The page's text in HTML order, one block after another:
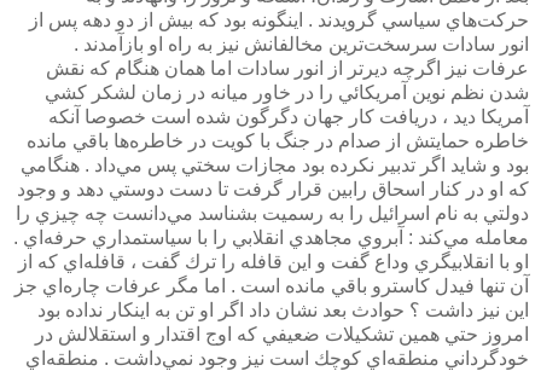
حركت‌هاي سياسي گرويدند . اينگونه بود كه بيش از دو دهه پس از
انور سادات سرسخت‌ترين مخالفانش نيز به راه او بازآمدند .
عرفات نيز اگرچه ديرتر از انور سادات اما همان هنگام كه نقش
شدن نظم نوين آمريكائي را در خاور ميانه در زمان لشكر كشي
آمريكا ديد ، دريافت كار جهان دگرگون شده است خصوصا آنكه
خاطره حمايتش از صدام در جنگ با كويت در خاطره‌ها باقي مانده
بود و شايد اگر تدبير نكرده بود مجازات سختي پس مي‌داد . هنگامي
كه او در كنار اسحاق رابين قرار گرفت تا دست دوستي دهد و وجود
دولتي به نام اسرائيل را به رسميت بشناسد مي‌دانست چه چيزي را
معامله مي‌كند : آبروي مجاهدي انقلابي را با سياستمداري حرفه‌اي .
او با انقلابيگري وداع گفت و اين قافله را ترك گفت ، قافله‌اي كه از
آن تنها فيدل كاسترو باقي مانده است . اما مگر عرفات چاره‌اي جز
اين نيز داشت ؟‌ حوادث بعد نشان داد اگر او تن به اينكار نداده بود
امروز حتي همين تشكيلات ضعيفي كه اوج اقتدار و استقلالش در
خودگرداني منطقه‌اي كوچك است نيز وجود نمي‌داشت . منطقه‌اي